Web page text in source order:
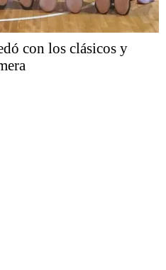
con los clásicos y